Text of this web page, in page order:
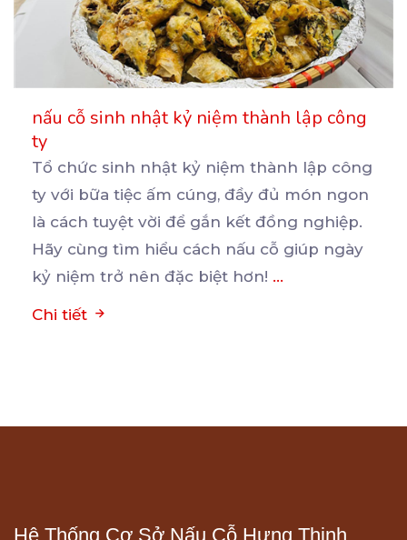
nấu cỗ sinh nhật kỷ niệm thành lập công
ty
Tổ chức sinh nhật kỷ niệm thành lập công
ty với bữa tiệc ấm cúng, đầy đủ món ngon
là cách tuyệt vời để gắn kết đồng nghiệp.
Hãy cùng tìm hiểu cách nấu cỗ giúp ngày
kỷ niệm trở nên đặc biệt hơn! ...
Chi tiết
Hệ Thống Cơ Sở Nấu Cỗ Hưng Thịnh